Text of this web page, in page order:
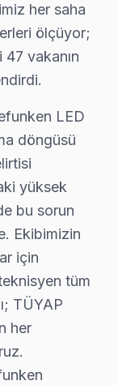
sorunsuz
verimliliği
kontrolü —
incelemesi
—
raporu
Beylikdüzü:
fiyat teklifi
olmadan
güvenli servis
her saha
ölçüyor;
vakanın
LED
döngüsü
yüksek
bu sorun
Ekibimizin
için
tüm
TÜYAP
her